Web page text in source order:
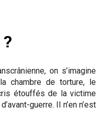
on s’imagine
chambre de torture, le
étouffés de la victime
guerre. Il n’en n’est